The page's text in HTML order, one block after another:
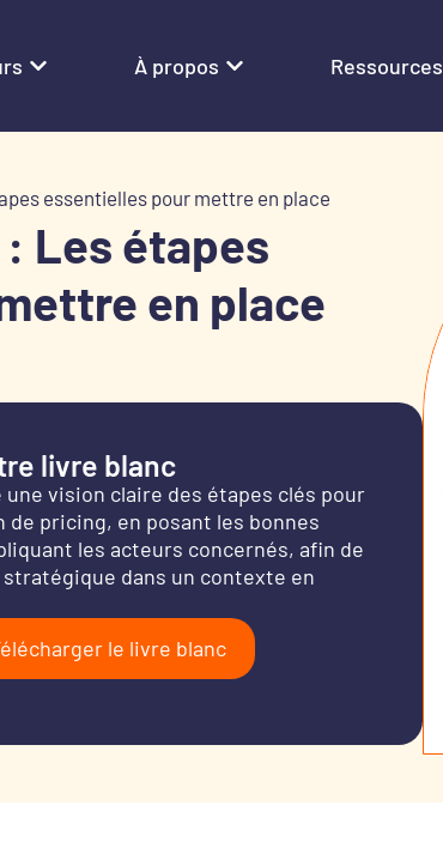
À propos Ressources
essentielles pour mettre en place
Les étapes
en place
livre blanc
une vision claire des étapes clés pour
pricing, en posant les bonnes
les acteurs concernés, afin de
dans un contexte en
le livre blanc